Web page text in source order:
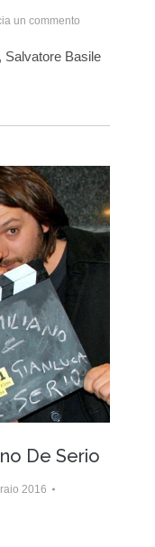
un commento
Salvatore Basile
De Serio
2016